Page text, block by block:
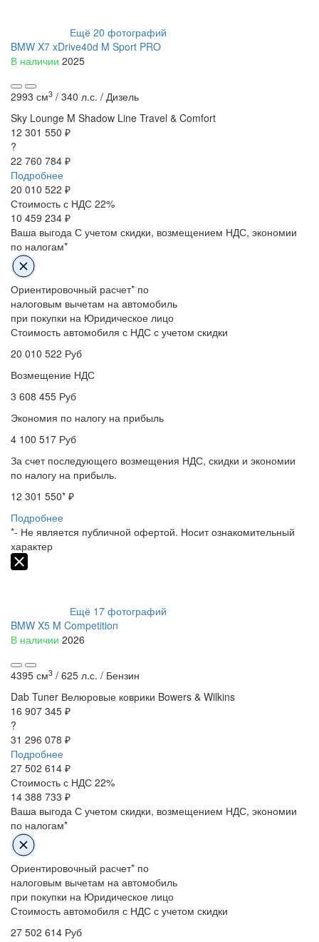
Ещё 20 фотографий
BMW X7 xDrive40d M Sport PRO
В наличии 2025
2993 см3 / 340 л.с. / Дизель
Sky Lounge M Shadow Line Travel & Comfort
12 301 550 ₽
?
22 760 784 ₽
Подробнее
20 010 522 ₽
Стоимость с НДС 22%
10 459 234 ₽
Ваша выгода С учетом скидки, возмещением НДС, экономии
по налогам*
Ориентировочный расчет* по
налоговым вычетам на автомобиль
при покупки на Юридическое лицо
Стоимость автомобиля с НДС с учетом скидки
20 010 522 Руб
Возмещение НДС
3 608 455 Руб
Экономия по налогу на прибыль
4 100 517 Руб
За счет последующего возмещения НДС, скидки и экономии
по налогу на прибыль.
12 301 550* ₽
Подробнее
*- Не является публичной офертой. Носит ознакомительный
характер
Ещё 17 фотографий
BMW X5 M Competition
В наличии 2026
4395 см3 / 625 л.с. / Бензин
Dab Tuner Велюровые коврики Bowers & Wilkins
16 907 345 ₽
?
31 296 078 ₽
Подробнее
27 502 614 ₽
Стоимость с НДС 22%
14 388 733 ₽
Ваша выгода С учетом скидки, возмещением НДС, экономии
по налогам*
Ориентировочный расчет* по
налоговым вычетам на автомобиль
при покупки на Юридическое лицо
Стоимость автомобиля с НДС с учетом скидки
27 502 614 Руб